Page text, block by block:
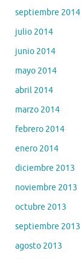
septiembre 2014
julio 2014
junio 2014
mayo 2014
abril 2014
marzo 2014
febrero 2014
enero 2014
diciembre 2013
noviembre 2013
octubre 2013
septiembre 2013
agosto 2013